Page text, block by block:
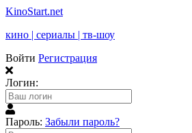
KinoStart.net
кино | сериалы | тв-шоу
Войти Регистрация
Логин:
Пароль: Забыли пароль?